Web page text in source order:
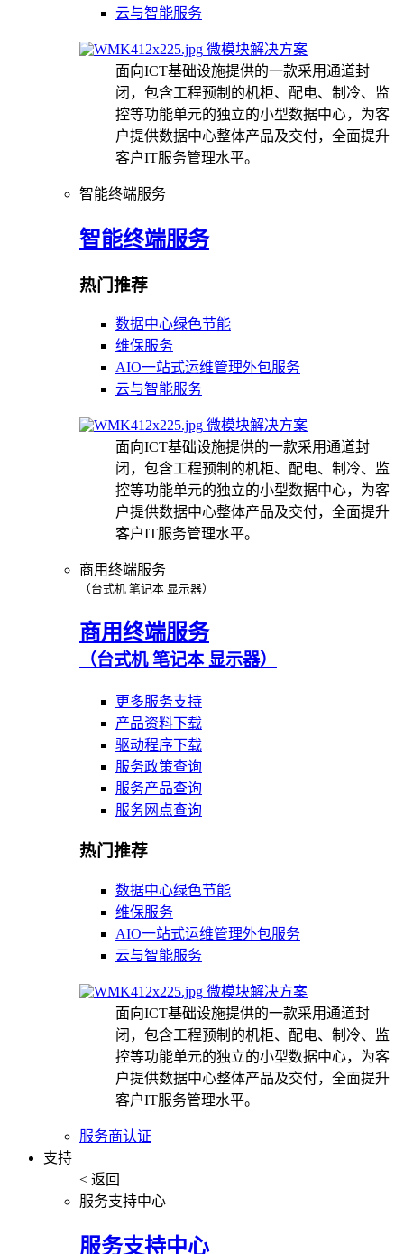
云与智能服务
微模块解决方案
面向ICT基础设施提供的一款采用通道封
闭，包含工程预制的机柜、配电、制冷、监
控等功能单元的独立的小型数据中心，为客
户提供数据中心整体产品及交付，全面提升
客户IT服务管理水平。
智能终端服务
智能终端服务
热门推荐
数据中心绿色节能
维保服务
AIO一站式运维管理外包服务
云与智能服务
微模块解决方案
面向ICT基础设施提供的一款采用通道封
闭，包含工程预制的机柜、配电、制冷、监
控等功能单元的独立的小型数据中心，为客
户提供数据中心整体产品及交付，全面提升
客户IT服务管理水平。
商用终端服务
（台式机 笔记本 显示器）
商用终端服务
（台式机 笔记本 显示器）
更多服务支持
产品资料下载
驱动程序下载
服务政策查询
服务产品查询
服务网点查询
热门推荐
数据中心绿色节能
维保服务
AIO一站式运维管理外包服务
云与智能服务
微模块解决方案
面向ICT基础设施提供的一款采用通道封
闭，包含工程预制的机柜、配电、制冷、监
控等功能单元的独立的小型数据中心，为客
户提供数据中心整体产品及交付，全面提升
客户IT服务管理水平。
服务商认证
支持
< 返回
服务支持中心
服务支持中心